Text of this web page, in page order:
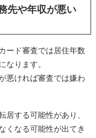
先や年収が悪い
ード審査では居住年数
なります。
悪ければ審査では嫌わ
居する可能性があり、
くなる可能性が出てき